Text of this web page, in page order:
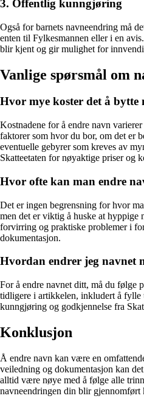
3. Offentlig kunngjøring
Også for barnets navneendring må
enten til Fylkesmannen eller i en
blir kjent og gir mulighet for
Vanlige spørsmål om
Hvor mye koster det å bytte
Kostnadene for å endre navn
faktorer som hvor du bor, om det er
eventuelle gebyrer som kreves av
Skatteetaten for nøyaktige priser og
Hvor ofte kan man endre
Det er ingen begrensning for hvor
men det er viktig å huske at hyppige
forvirring og praktiske problemer i
dokumentasjon.
Hvordan endrer jeg navnet
For å endre navnet ditt, må du følge
tidligere i artikkelen, inkludert å fylle
kunngjøring og godkjennelse fra
Konklusjon
Å endre navn kan være en
veiledning og dokumentasjon kan
alltid være nøye med å følge alle
navneendringen din blir